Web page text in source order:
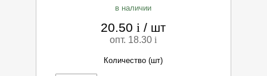
в наличии
20.50i / шт
опт. 18.30i
Количество (шт)